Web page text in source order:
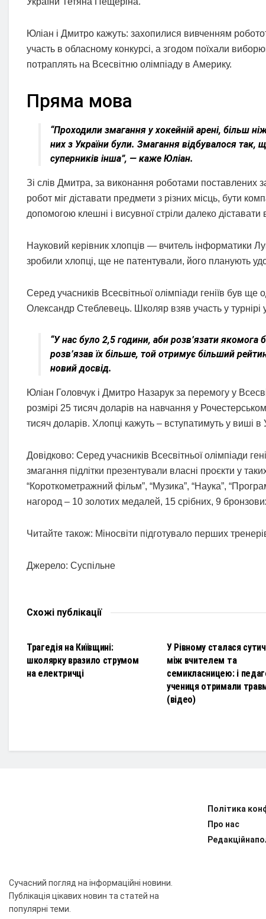
Юліан і Дмитро кажуть: захопилися вивченням
участь в обласному конкурсі, а згодом поїхали
потраплять на Всесвітню олімпіаду в Америку.
Пряма мова
“Проходили змагання у хокейній арені, більш
них з України були. Змагання відбувалося так,
суперників інша”, — каже Юліан.
Зі слів Дмитра, за виконання роботами поставлених
робот міг діставати предмети з різних місць, бути
допомогою клешні і висувної стріли далеко діставати
Науковий керівник хлопців — вчитель інформатики
зробили хлопці, ще не патентували, його планують
Серед учасників Всесвітньої олімпіади геніїв був
Олександр Стеблевець. Школяр взяв участь у турнірі
“У нас було 2,5 години, аби розв’язати якомога
розв’язав їх більше, той отримує більший
новий досвід.
Юліан Головчук і Дмитро Назарук за перемогу у
розмірі 25 тисяч доларів на навчання у
тисяч доларів. Хлопці кажуть – вступатимуть у виші в
Довідково: Серед учасників Всесвітньої олімпіади
змагання підлітки презентували власні проєкти у
“Короткометражний фільм”, “Музика”, “Наука”,
нагород – 10 золотих медалей, 15 срібних, 9
Читайте також: Міносвіти підготувало перших
Джерело: Суспільне
Схожі публікації
Трагедія на Київщині:
школярку вразило струмом
на електричці
У Рівному сталася
між вчителем та
семикласницею: і
учениця отримали
(відео)
Сучасний погляд на інформаційні новини.
Публікація цікавих новин та статей на
популярні теми.
Політика
Про нас